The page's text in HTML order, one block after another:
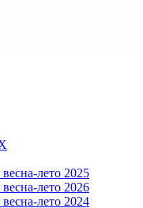
лето 2025
лето 2026
лето 2024